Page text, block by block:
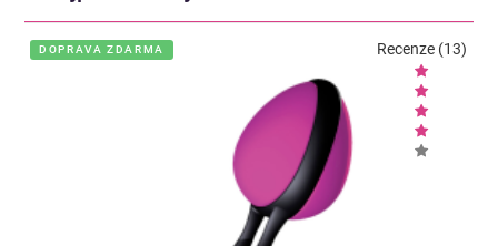
DOPRAVA ZDARMA Recenze (13)